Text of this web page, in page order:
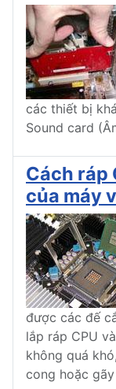
các thiết bị
Sound card
Cách ráp
của máy
được các đế
lắp ráp CPU
không quá
cong hoặc